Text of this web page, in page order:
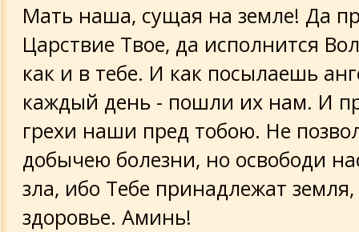
Мать наша, сущая на земле! Да
Царствие Твое, да исполнится
как и в тебе. И как посылаешь
каждый день - пошли их нам. И
грехи наши пред тобою. Не
добычею болезни, но освободи
зла, ибо Тебе принадлежат
здоровье. Аминь!